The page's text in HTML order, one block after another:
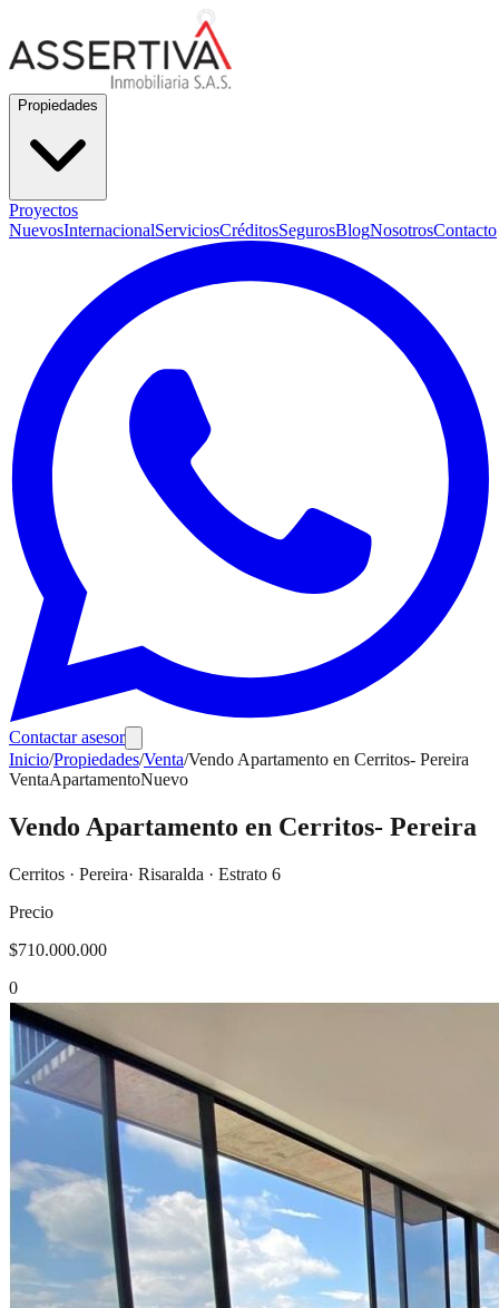
Propiedades
Proyectos
NuevosInternacionalServiciosCréditosSegurosBlogNosotrosContacto
Contactar asesor
Inicio/Propiedades/Venta/Vendo Apartamento en Cerritos- Pereira
VentaApartamentoNuevo
Vendo Apartamento en Cerritos- Pereira
Cerritos · Pereira· Risaralda · Estrato 6
Precio
$710.000.000
0